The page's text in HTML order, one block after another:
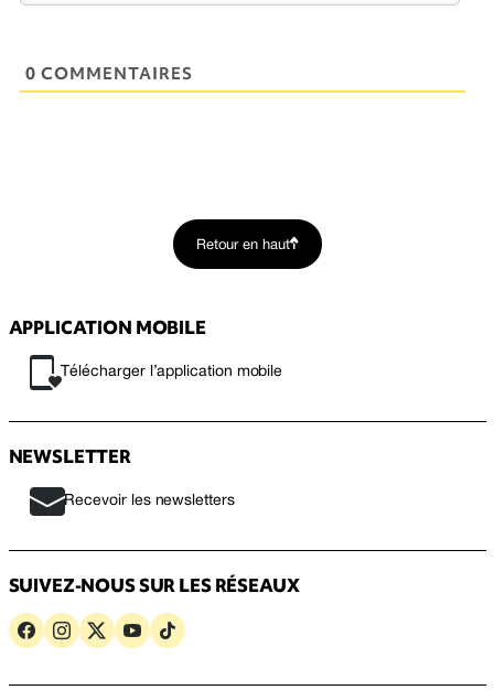
0 COMMENTAIRES
Retour en haut
APPLICATION MOBILE
Télécharger l’application mobile
NEWSLETTER
Recevoir les newsletters
SUIVEZ-NOUS SUR LES RÉSEAUX